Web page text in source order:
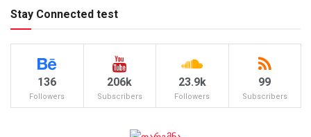
Stay Connected test
136
Followers
206k
Subscribers
23.9k
Followers
99
Subscribers